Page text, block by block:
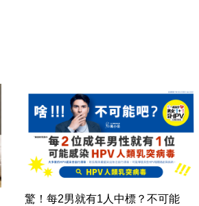
驚！每2男就有1人中標？不可能